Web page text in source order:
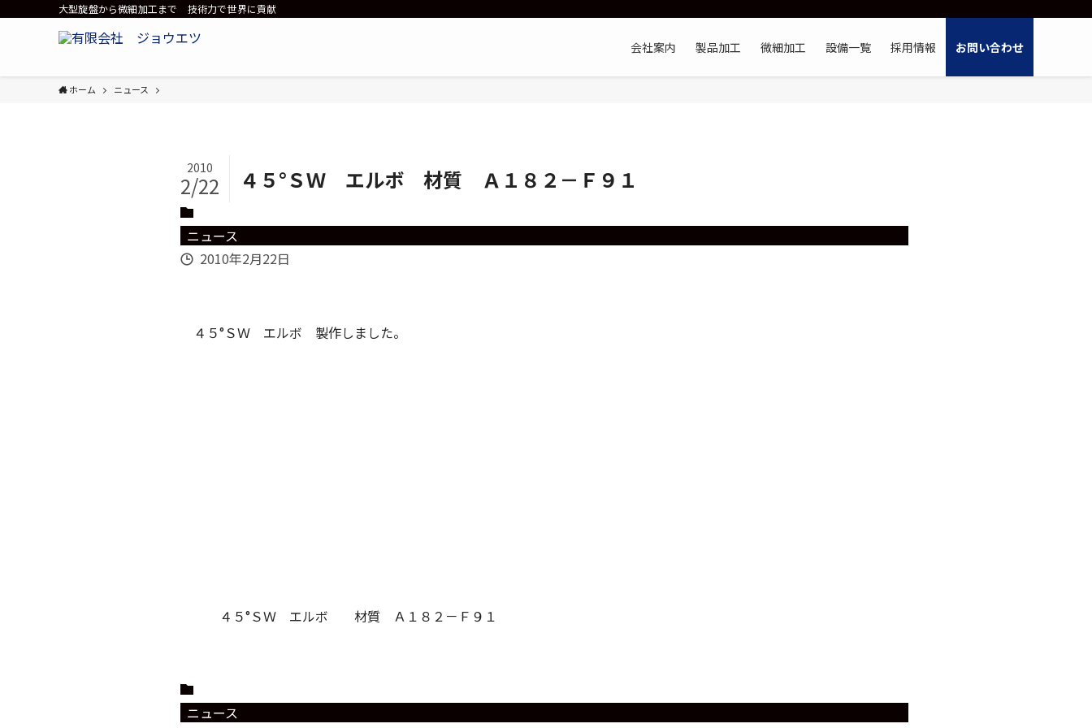
大型旋盤から微細加工まで 技術力で世界に貢献
会社案内 製品加工 微細加工 設備一覧 採用情報 お問い合わせ
ホーム ニュース
４５°ＳＷ エルボ 材質 Ａ１８２－Ｆ９１
2010
2/22
ニュース
2010年2月22日
４５°ＳＷ エルボ 製作しました。
４５°ＳＷ エルボ 材質 Ａ１８２－Ｆ９１
ニュース